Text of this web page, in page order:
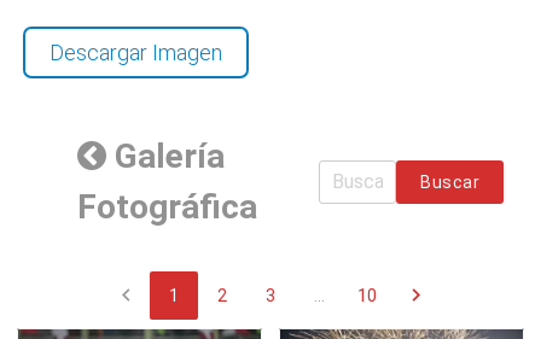
Descargar Imagen
Galería
Fotográfica
Buscar
chevron_left 1 2 3 10 chevron_right